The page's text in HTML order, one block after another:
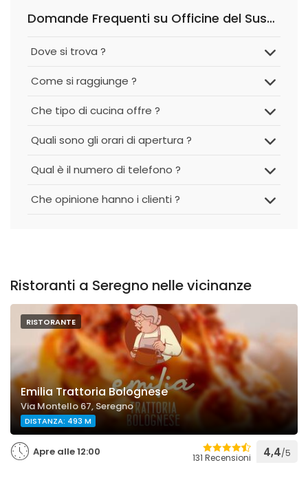
Domande Frequenti su Officine del Sushi - Fusion & Poke
Dove si trova ?
Come si raggiunge ?
Che tipo di cucina offre ?
Quali sono gli orari di apertura ?
Qual è il numero di telefono ?
Che opinione hanno i clienti ?
Ristoranti a Seregno nelle vicinanze
RISTORANTE
Emilia Trattoria Bolognese
Via Montello 67, Seregno
DISTANZA: 493 M
Apre alle 12:00 131 Recensioni 4,4/5